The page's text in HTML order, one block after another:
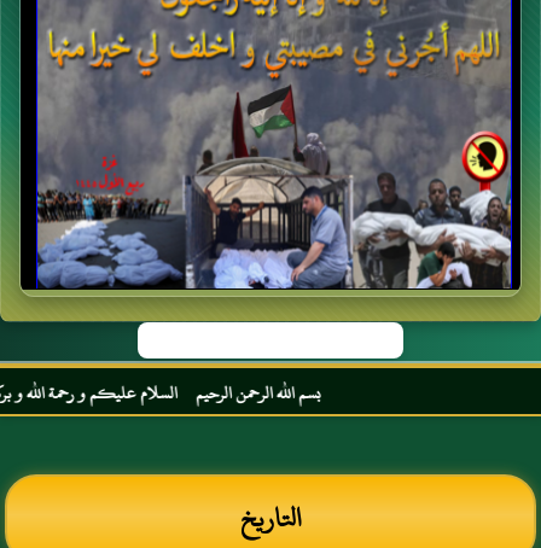
بسم الله الرحمن الرحيم السلام عليكم و رحمة الله و
التاريخ